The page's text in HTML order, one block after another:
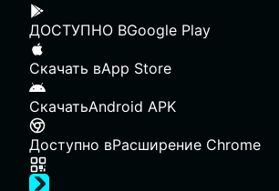
ДОСТУПНО ВGoogle Play
Скачать вApp Store
СкачатьAndroid APK
Доступно вРасширение Chrome